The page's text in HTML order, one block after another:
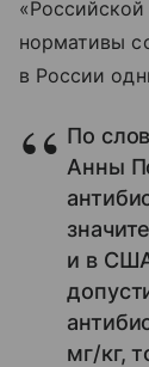
нормативы
в России
По
Анны
и в
мг/кг,